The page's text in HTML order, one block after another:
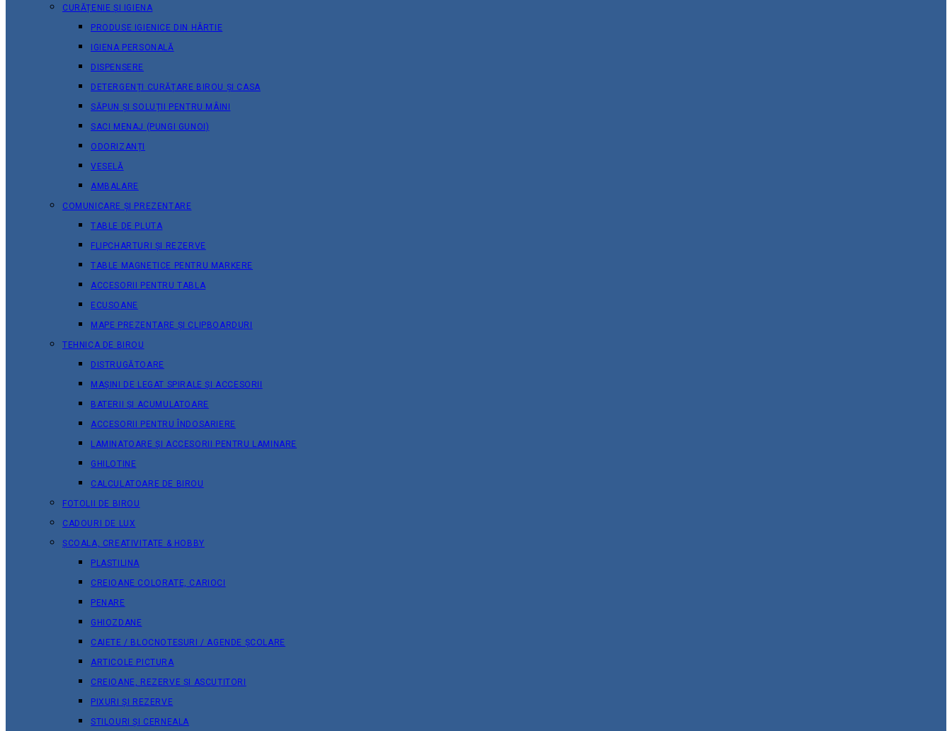
CURĂȚENIE ȘI IGIENA
PRODUSE IGIENICE DIN HÂRTIE
IGIENA PERSONALĂ
DISPENSERE
DETERGENȚI CURĂȚARE BIROU ȘI CASA
SĂPUN ȘI SOLUȚII PENTRU MÂINI
SACI MENAJ (PUNGI GUNOI)
ODORIZANȚI
VESELĂ
AMBALARE
COMUNICARE ȘI PREZENTARE
TABLE DE PLUTA
FLIPCHARTURI ȘI REZERVE
TABLE MAGNETICE PENTRU MARKERE
ACCESORII PENTRU TABLA
ECUSOANE
MAPE PREZENTARE ȘI CLIPBOARDURI
TEHNICA DE BIROU
DISTRUGĂTOARE
MAȘINI DE LEGAT SPIRALE ȘI ACCESORII
BATERII ȘI ACUMULATOARE
ACCESORII PENTRU ÎNDOSARIERE
LAMINATOARE ȘI ACCESORII PENTRU LAMINARE
GHILOTINE
CALCULATOARE DE BIROU
FOTOLII DE BIROU
CADOURI DE LUX
ȘCOALA, CREATIVITATE & HOBBY
PLASTILINA
CREIOANE COLORATE, CARIOCI
PENARE
GHIOZDANE
CAIETE / BLOCNOTESURI / AGENDE ȘCOLARE
ARTICOLE PICTURA
CREIOANE, REZERVE ȘI ASCUȚITORI
PIXURI ȘI REZERVE
STILOURI ȘI CERNEALA